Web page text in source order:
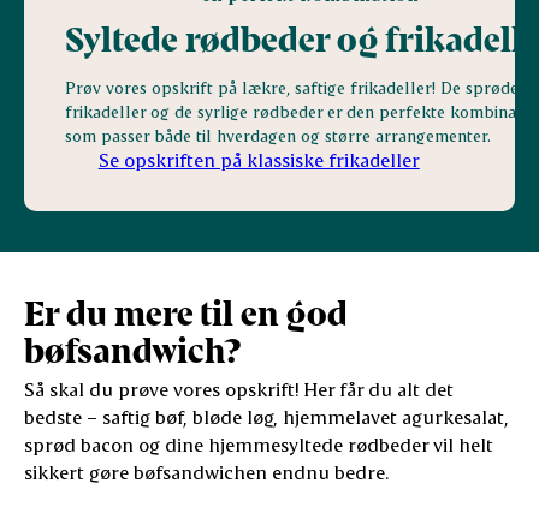
Syltede rødbeder og
Prøv vores opskrift på lækre, saftige frikadeller! De sprøde
frikadeller og de syrlige rødbeder er den perfekte
som passer både til hverdagen og større arrangementer.
Se opskriften på klassiske frikadeller
Er du mere til en god
bøfsandwich?
Så skal du prøve vores opskrift! Her får du alt det
bedste – saftig bøf, bløde løg, hjemmelavet agurkesalat,
sprød bacon og dine hjemmesyltede rødbeder vil helt
sikkert gøre bøfsandwichen endnu bedre.